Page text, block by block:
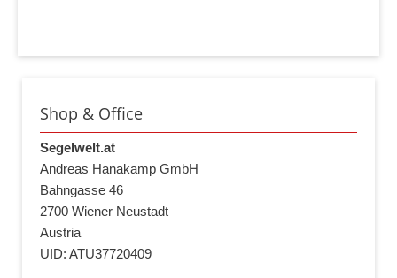
Shop & Office
Segelwelt.at
Andreas Hanakamp GmbH
Bahngasse 46
2700 Wiener Neustadt
Austria
UID: ATU37720409